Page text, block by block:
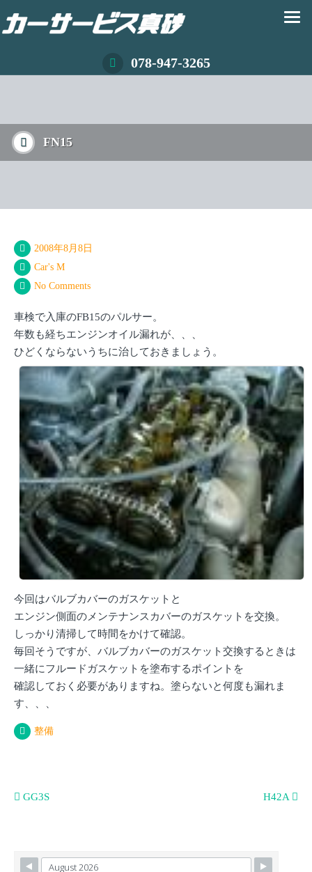
078-947-3265
FN15
2008年8月8日
Car's M
No Comments
車検で入庫のFB15のパルサー。
年数も経ちエンジンオイル漏れが、、、
ひどくならないうちに治しておきましょう。
今回はバルブカバーのガスケットと
エンジン側面のメンテナンスカバーのガスケットを交換。
しっかり清掃して時間をかけて確認。
毎回そうですが、バルブカバーのガスケット交換するときは
一緒にフルードガスケットを塗布するポイントを
確認しておく必要がありますね。塗らないと何度も漏れま
す、、、
整備
投
ビ
GG3S H42A